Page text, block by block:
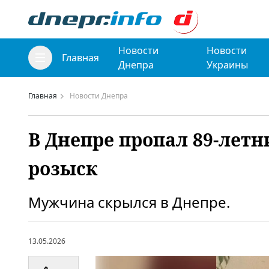
Главная
Новости
Днепра
Новости
Украины
Главная Новости Днепра
В Днепре пропал 89-
розыск
Мужчина скрылся в Днепре.
13.05.2026